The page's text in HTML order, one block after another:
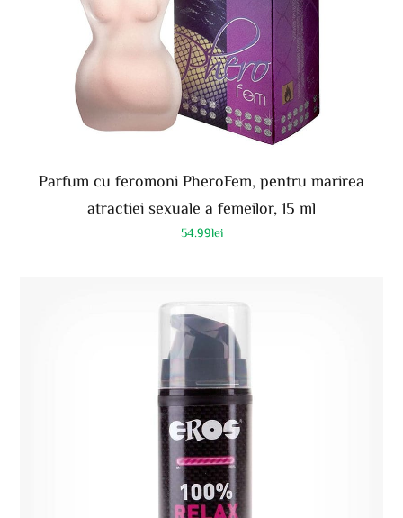
Parfum cu feromoni PheroFem, pentru marirea
atractiei sexuale a femeilor, 15 ml
54.99lei